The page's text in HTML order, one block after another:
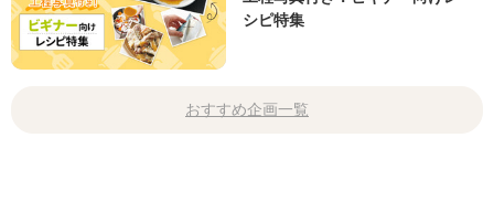
シピ特集
おすすめ企画一覧